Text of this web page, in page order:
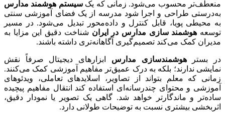
منعطف‌تر محسوب می‌شود. زمانی که یکسیستم هوشمند مدارس
به‌درستی طراحی و اجرا شود مدرسه از یک فضای آموزشی سنتی
به محیطی پویا، قابل کنترل و داده‌محور تبدیل می‌شود. در مسیر
توسعه هوشمند سازی مدارس در ایران شناخت دقیق این مزایا به
مدیران کمک می‌کند تصمیم‌گیری آگاهانه‌تری داشته باشند.
در بسترهوشمندسازی مدارس ابزارهای دیجیتال صرفاً نقش
نمایشی ندارند؛ بلکه به درک عمیق‌تر مفاهیم آموزشی کمک می‌کنند.
زمانی که معلم بتواند از تصاویر، اسلایدهای تعاملی، ویدئوهای
آموزشی و محتوای چندرسانه‌ای استفاده کند انتقال مفاهیم پیچیده
ساده‌تر و ماندگارتر خواهد شد. گاهی یک تصویر یا نمودار دقیق،
اثربخشی بیشتری نسبت به توضیحات طولانی دارد.